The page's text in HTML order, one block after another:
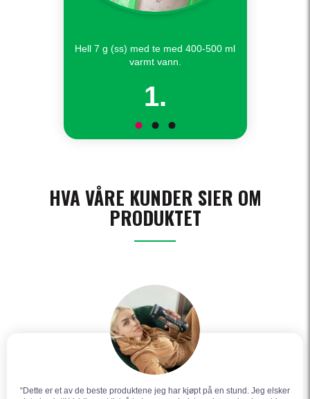
Hell 7 g (ss) med te med 400-500 ml
varmt vann.
1.
HVA VÅRE KUNDER SIER OM
PRODUKTET
“Dette er et av de beste produktene jeg har kjøpt på en stund. Jeg elsker